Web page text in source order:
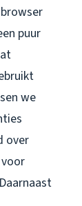
puur
we
over